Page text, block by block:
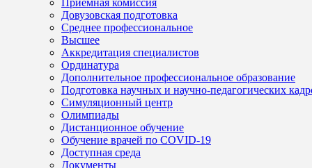
Довузовская подготовка
Среднее профессиональное
Высшее
Аккредитация специалистов
Ординатура
Дополнительное профессиональное образование
Подготовка научных и научно-педагогических
Симуляционный центр
Олимпиады
Дистанционное обучение
Обучение врачей по COVID-19
Доступная среда
Документы